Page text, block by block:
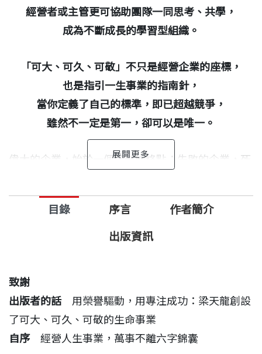
經營者或主管更可協助團隊一同思考、共學，
成為不斷成長的學習型組織。
「可大、可久、可敬」不只是經營企業的座標，
也是指引一生事業的指南針，
當你定義了自己的標準，即已超越競爭，
雖然不一定是第一，卻可以是唯一。
偉大的企業，始於一個清晰的終點；失敗的企業，死
在熱血的起點燃燒殆盡，從未想清楚三個最根本的問
題：做不做得大？做不做得久？做的方式可不可敬？
每一個決策都在為下一個十年鋪路；讓人尊敬，靠的
不是口號與形象，而是在沒有人看見的地方，依然用
最高的標準對待每一件事。
目錄 序言 作者簡介
出版資訊
致謝
出版者的話用榮譽驅動，用專注成功：梁天龍創設
了可大、可久、可敬的生命事業
自序經營人生事業，萬事不離六字錦囊